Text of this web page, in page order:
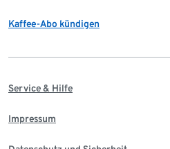
Kaffee-Abo kündigen
Service & Hilfe
Impressum